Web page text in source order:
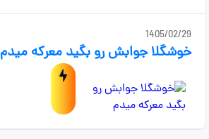
1405/02/29
خوشگلا جوابش رو بگید معرکه میدم